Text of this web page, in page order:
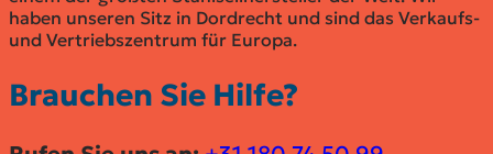
haben unseren Sitz in Dordrecht und sind das Verkaufs-
und Vertriebszentrum für Europa.
Brauchen Sie Hilfe?